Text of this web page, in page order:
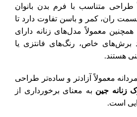
طراحی متناسب با فرم بدن بانوان
ران، کمر و باسن تفاوت دارد تا
همچنین معمولاً مدل‌های زنانه دارای
برش‌های خاص، رنگ‌های فانتزی یا
هستند.
معمولاً آزادتر و ساده‌تر طراحی
زنانه جین به معنای برخورداری از
است.